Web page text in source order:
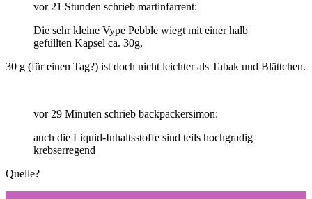
vor 21 Stunden schrieb martinfarrent:
Die sehr kleine Vype Pebble wiegt mit einer halb
gefüllten Kapsel ca. 30g,
30 g (für einen Tag?) ist doch nicht leichter als Tabak und Blättchen.
vor 29 Minuten schrieb backpackersimon:
auch die Liquid-Inhaltsstoffe sind teils hochgradig
krebserregend
Quelle?